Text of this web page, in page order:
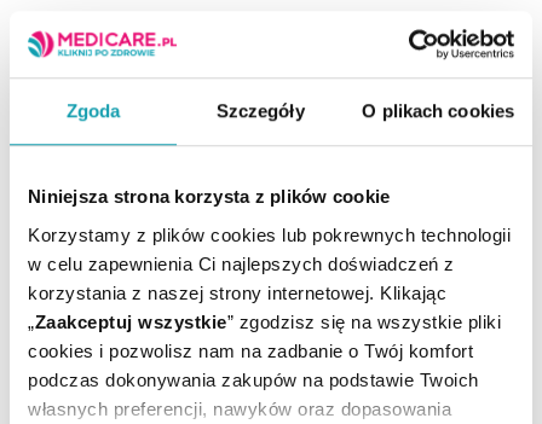
Zgoda Szczegóły O plikach cookies
Niniejsza strona korzysta z plików cookie
Korzystamy z plików cookies lub pokrewnych technologii
w celu zapewnienia Ci najlepszych doświadczeń z
korzystania z naszej strony internetowej. Klikając
„Zaakceptuj wszystkie” zgodzisz się na wszystkie pliki
cookies i pozwolisz nam na zadbanie o Twój komfort
podczas dokonywania zakupów na podstawie Twoich
własnych preferencji, nawyków oraz dopasowania
Zgłaszano przypadki ciężkich reakcji skórnych
związanych ze stosowaniem ambroksolu
chlorowodorku. Jeśli wystąpi wysypka na ciele bądź
błonach śluzowych należy przerwać zażywanie leku i
Deflegmin Effect 30 mg należy ostrożnie stosować u
zaburzeniami oczyszczania rzęskowego oskrzeli ze
względu na możliwość zalegania wydzieliny w drogach
oddechowych.
Produkt Deflegmin Effect 30 mg zawiera laktozę. Nie
powinien być stosowany u pacjentów z rzadko
występującą dziedziczną nietolerancją galaktozy,